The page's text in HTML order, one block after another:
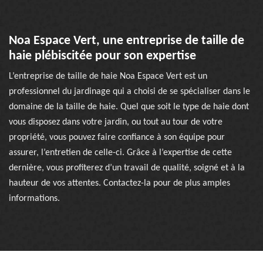
Noa Espace Vert, une entreprise de taille de
haie plébiscitée pour son expertise
L’entreprise de taille de haie Noa Espace Vert est un
professionnel du jardinage qui a choisi de se spécialiser dans le
domaine de la taille de haie. Quel que soit le type de haie dont
vous disposez dans votre jardin, ou tout au tour de votre
propriété, vous pouvez faire confiance à son équipe pour
assurer, l’entretien de celle-ci. Grâce à l’expertise de cette
dernière, vous profiterez d’un travail de qualité, soigné et à la
hauteur de vos attentes. Contactez-la pour de plus amples
informations.